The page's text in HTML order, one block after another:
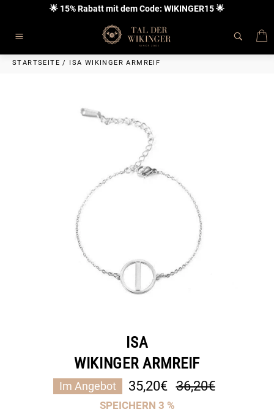
Inhalt
🌟 15% Rabatt mit dem Code: WIKINGER15 🌟
STARTSEITE / ISA WIKINGER ARMREIF
ISA
WIKINGER ARMREIF
Im Angebot 35,20€
Normaler
Preis
36,20€
SPEICHERN 3 %